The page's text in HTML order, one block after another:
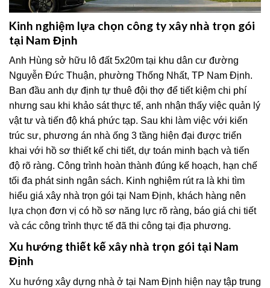
Kinh nghiệm lựa chọn công ty xây nhà trọn gói
tại Nam Định
Anh Hùng sở hữu lô đất 5x20m tại khu dân cư đường
Nguyễn Đức Thuận, phường Thống Nhất, TP Nam Định.
Ban đầu anh dự định tự thuê đội thợ để tiết kiệm chi phí
nhưng sau khi khảo sát thực tế, anh nhận thấy việc quản lý
vật tư và tiến độ khá phức tạp. Sau khi làm việc với kiến
trúc sư, phương án nhà ống 3 tầng hiện đại được triển
khai với hồ sơ thiết kế chi tiết, dự toán minh bạch và tiến
độ rõ ràng. Công trình hoàn thành đúng kế hoạch, hạn chế
tối đa phát sinh ngân sách. Kinh nghiệm rút ra là khi tìm
hiểu giá xây nhà trọn gói tại Nam Định, khách hàng nên
lựa chọn đơn vị có hồ sơ năng lực rõ ràng, báo giá chi tiết
và các công trình thực tế đã thi công tại địa phương.
Xu hướng thiết kế xây nhà trọn gói tại Nam
Định
Xu hướng xây dựng nhà ở tại Nam Định hiện nay tập trung